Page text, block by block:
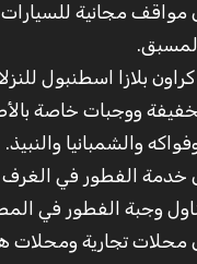
مواقف مجانية
بلازا اسطنبول
ووجبات خاصة
والشمبانيا والنبيذ.
خدمة الفطور في
وجبة الفطور في
محلات تجارية ومحلات